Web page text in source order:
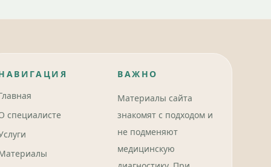
специалисте
ВАЖНО
Материалы сайта
знакомят с подходом и
не подменяют
медицинскую